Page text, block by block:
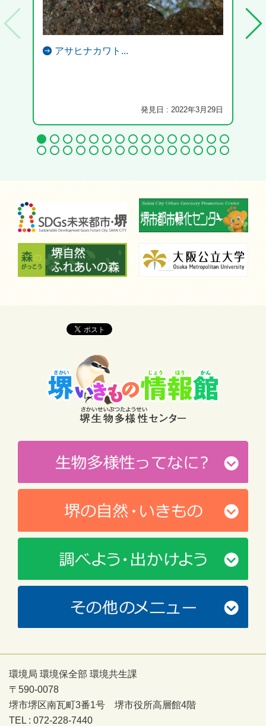
アサヒナカワト...
発見日 : 2022年3月29日
環境局 環境保全部 環境共生課
〒590-0078
堺市堺区南瓦町3番1号 堺市役所高層館4階
TEL : 072-228-7440